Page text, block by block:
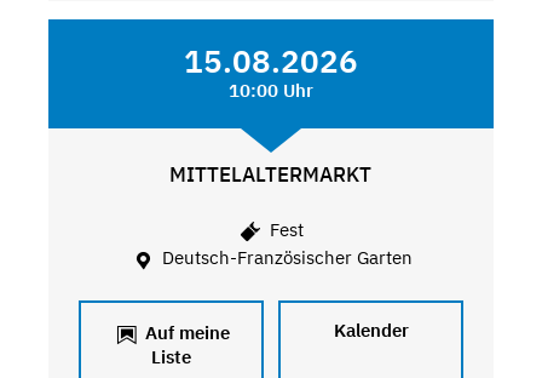
15.08.2026
10:00 Uhr
MITTELALTERMARKT
Fest
Deutsch-Französischer Garten
Auf meine
Liste
Kalender